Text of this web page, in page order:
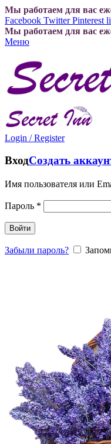
Мы работаем для вас
Facebook Twitter Pinterest
Мы работаем для вас
Меню
Login / Register
ВходСоздать
Имя пользователя или
Пароль *
Войти
Забыли пароль?